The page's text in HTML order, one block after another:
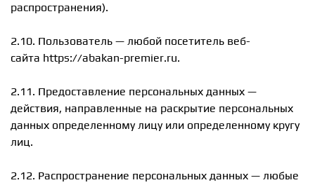
распространения).
2.10. Пользователь — любой посетитель веб-
сайта https://abakan-premier.ru.
2.11. Предоставление персональных данных —
действия, направленные на раскрытие персональных
данных определенному лицу или определенному кругу
лиц.
2.12. Распространение персональных данных — любые